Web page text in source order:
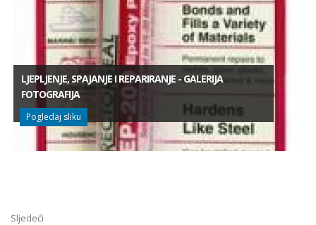
LJEPLJENJE, SPAJANJE I REPARIRANJE - GALERIJA
FOTOGRAFIJA
Pogledaj sliku
Sljedeći